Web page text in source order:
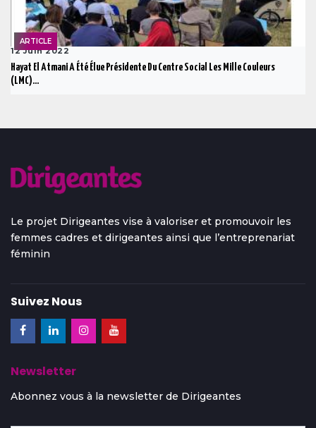
ARTICLE
12 Juin 2022
Hayat El Atmani A Été Élue Présidente Du Centre Social Les Mille Couleurs
(LMC)...
Le projet Dirigeantes vise à valoriser et promouvoir les
femmes cadres et dirigeantes ainsi que l’entreprenariat
féminin
Suivez Nous
Newsletter
Abonnez vous à la newsletter de Dirigeantes